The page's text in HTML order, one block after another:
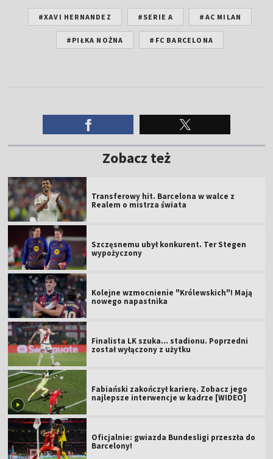
#XAVI HERNANDEZ #SERIE A #AC MILAN
#PIŁKA NOŻNA #FC BARCELONA
Zobacz też
Transferowy hit. Barcelona w walce z
Realem o mistrza świata
Szczęsnemu ubył konkurent. Ter Stegen
wypożyczony
Kolejne wzmocnienie "Królewskich"! Mają
nowego napastnika
Finalista LK szuka... stadionu. Poprzedni
został wyłączony z użytku
Fabiański zakończył karierę. Zobacz jego
najlepsze interwencje w kadrze [WIDEO]
Oficjalnie: gwiazda Bundesligi przeszła do
Barcelony!